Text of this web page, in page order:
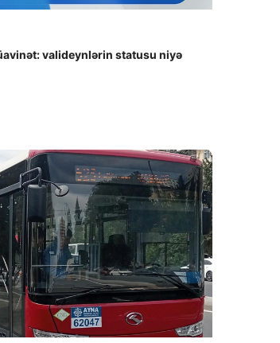
valideynlərin statusu niyə